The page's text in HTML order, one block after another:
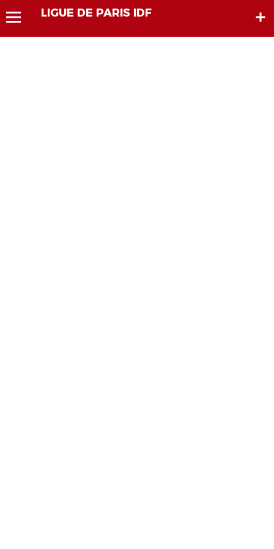
LIGUE DE PARIS IDF